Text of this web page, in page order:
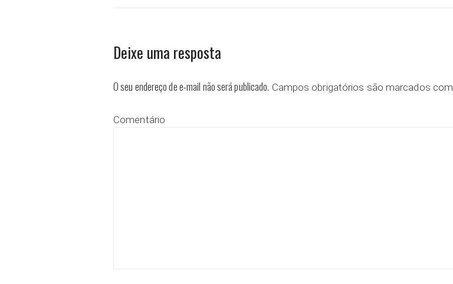
Deixe uma resposta
O seu endereço de e-mail não será publicado. Campos obrigatórios são marcados com
Comentário